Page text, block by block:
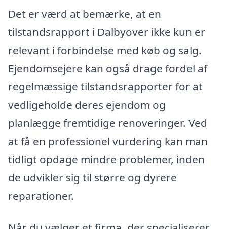
Det er værd at bemærke, at en
tilstandsrapport i Dalbyover ikke kun er
relevant i forbindelse med køb og salg.
Ejendomsejere kan også drage fordel af
regelmæssige tilstandsrapporter for at
vedligeholde deres ejendom og
planlægge fremtidige renoveringer. Ved
at få en professionel vurdering kan man
tidligt opdage mindre problemer, inden
de udvikler sig til større og dyrere
reparationer.